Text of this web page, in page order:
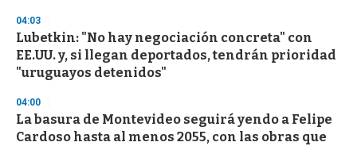
04:03
Lubetkin: "No hay negociación concreta" con
EE.UU. y, si llegan deportados, tendrán prioridad
"uruguayos detenidos"
04:00
La basura de Montevideo seguirá yendo a Felipe
Cardoso hasta al menos 2055, con las obras que